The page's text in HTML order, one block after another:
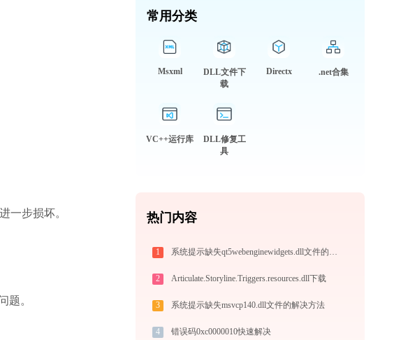
一步损坏。
题。
常用分类
Msxml
DLL文件下
载
Directx .net合集
VC++运行库
DLL修复工
具
热门内容
1 系统提示缺失qt5webenginewidgets.dll文件的解决方法
2 Articulate.Storyline.Triggers.resources.dll下载
3 系统提示缺失msvcp140.dll文件的解决方法
4 错误码0xc0000010快速解决